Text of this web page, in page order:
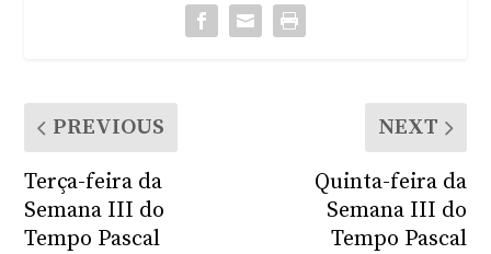
PREVIOUS
Terça-feira da
Semana III do
Tempo Pascal
NEXT
Quinta-feira da
Semana III do
Tempo Pascal